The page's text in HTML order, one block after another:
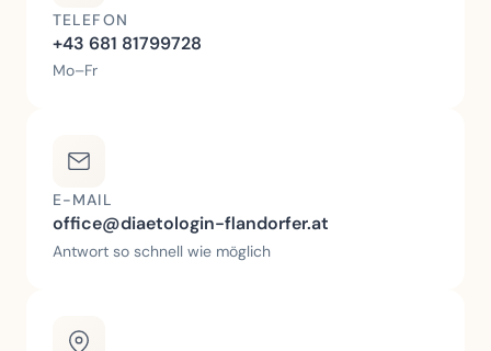
TELEFON
+43 681 81799728
Mo–Fr
E-MAIL
office@diaetologin-flandorfer.at
Antwort so schnell wie möglich